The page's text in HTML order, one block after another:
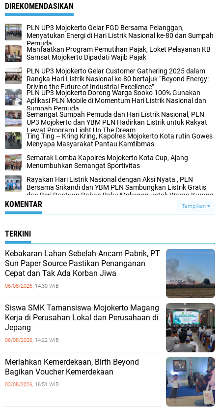
DIREKOMENDASIKAN
PLN UP3 Mojokerto Gelar FGD Bersama Pelanggan,
Menyatukan Energi di Hari Listrik Nasional ke-80 dan Sumpah
Pemuda
Manfaatkan Program Pemutihan Pajak, Loket Pelayanan KB
Samsat Mojokerto Dipadati Wajib Pajak
PLN UP3 Mojokerto Gelar Customer Gathering 2025 dalam
Rangka Hari Listrik Nasional ke-80 bertajuk “Beyond Energy:
Driving the Future of Industrial Excellence”
PLN UP3 Mojokerto Dorong Warga Sooko 100% Gunakan
Aplikasi PLN Mobile di Momentum Hari Listrik Nasional dan
Sumpah Pemuda
Semangat Sumpah Pemuda dan Hari Listrik Nasional, PLN
UP3 Mojokerto dan YBM PLN Hadirkan Listrik untuk Rakyat
Lewat Program Light Up The Dream
Ting Ting – Kring Kring, Kapolres Mojokerto Kota rutin Gowes
Menyapa Masyarakat Pantau Kamtibmas
Semarak Lomba Kapolres Mojokerto Kota Cup, Ajang
Menumbuhkan Semangat Sportivitas
Rayakan Hari Listrik Nasional dengan Aksi Nyata , PLN
Bersama Srikandi dan YBM PLN Sambungkan Listrik Gratis
dan Beri Bantuan Bahan Baku Makanan untuk Warga Kurang
Mampu
KOMENTAR Tampilkan
TERKINI
Kebakaran Lahan Sebelah Ancam Pabrik, PT
Sun Paper Source Pastikan Penanganan
Cepat dan Tak Ada Korban Jiwa
06/08/2026, 14:30 WIB
Siswa SMK Tamansiswa Mojokerto Magang
Kerja di Perusahan Lokal dan Perusahaan di
Jepang
06/08/2026, 14:22 WIB
Meriahkan Kemerdekaan, Birth Beyond
Bagikan Voucher Kemerdekaan
03/08/2026, 16:51 WIB